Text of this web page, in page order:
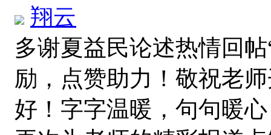
翔云
多谢夏益民论述热情回
励，点赞助力！敬祝老
好！字字温暖，句句暖